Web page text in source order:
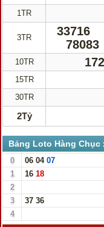
1TR
3TR 33716
78083
10TR
15TR
30TR
2Tỷ
Bảng Loto Hàng Chục
0 06 04 07
1
16 18
2
3
37 36
4